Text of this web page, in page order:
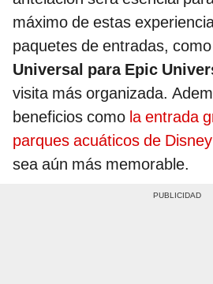
máximo de estas
paquetes de entradas,
Universal para Epic
visita más organizada.
beneficios como la entrada
parques acuáticos de Disney
sea aún más memorable.